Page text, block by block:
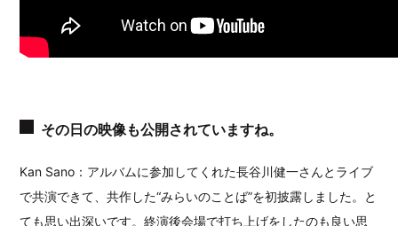
その日の映像も公開されていますね。
Kan Sano：アルバムに参加してくれた長谷川健一さんとライブ
で共演できて、共作した“みらいのことば”を初披露しました。と
ても思い出深いです。終演後会場で打ち上げをしたのも良い思